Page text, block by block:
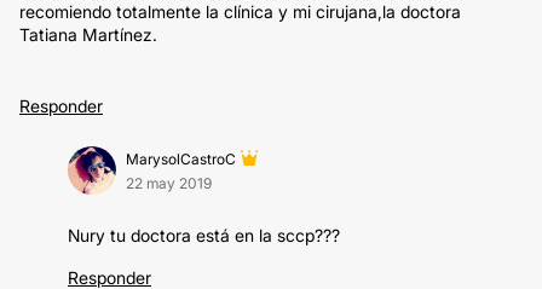
recomiendo totalmente la clínica y mi cirujana,la doctora
Tatiana Martínez.
Responder
MarysolCastroC
22 may 2019
Nury tu doctora está en la sccp???
Responder